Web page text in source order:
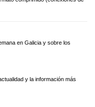
en Galicia y sobre los
y la información más